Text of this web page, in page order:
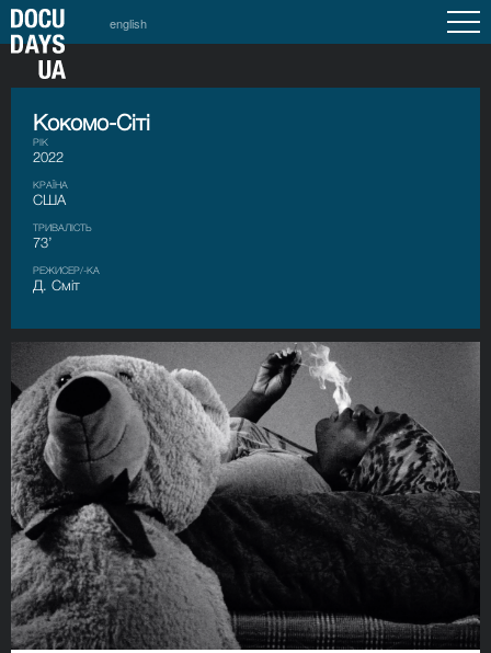
english
Кокомо-Сіті
РІК
2022
КРАЇНА
США
ТРИВАЛІСТЬ
73’
РЕЖИСЕР/-КА
Д. Сміт